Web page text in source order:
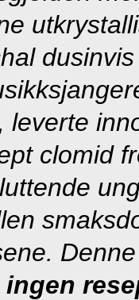
leverte
clomid